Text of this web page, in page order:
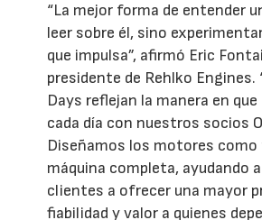
“La mejor forma de entender
leer sobre él, sino
que impulsa”, afirmó Eric
presidente de Rehlko Engines.
Days reflejan la manera en
cada día con nuestros socios
Diseñamos los motores como
máquina completa, ayudando
clientes a ofrecer una mayor
fiabilidad y valor a quienes